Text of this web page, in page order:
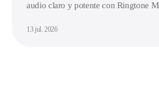
audio claro y potente con Ringtone
13 jul. 2026